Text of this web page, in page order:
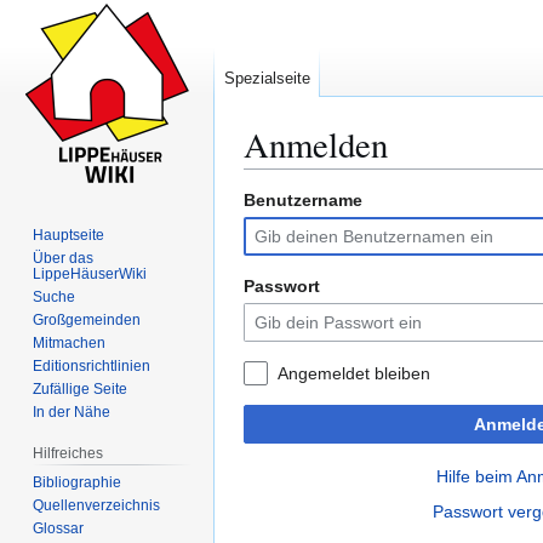
Anmelden
Zur
Navigation
springen
Zur
Suche
springen
Benutzername
Passwort
Angemeldet bleiben
Hilfe beim
Passwort
Spezialseite
Hauptseite
Über das
LippeHäuserWiki
Suche
Großgemeinden
Mitmachen
Editionsrichtlinien
Zufällige Seite
In der Nähe
Hilfreiches
Bibliographie
Quellenverzeichnis
Glossar